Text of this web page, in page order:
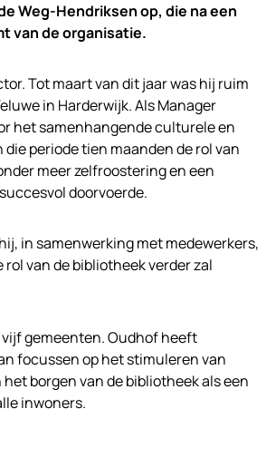
Weg-Hendriksen op, die na een
van de organisatie.
Tot maart van dit jaar was hij ruim
in Harderwijk. Als Manager
het samenhangende culturele en
periode tien maanden de rol van
meer zelfroostering en een
doorvoerde.
in samenwerking met medewerkers,
van de bibliotheek verder zal
gemeenten. Oudhof heeft
focussen op het stimuleren van
borgen van de bibliotheek als een
inwoners.